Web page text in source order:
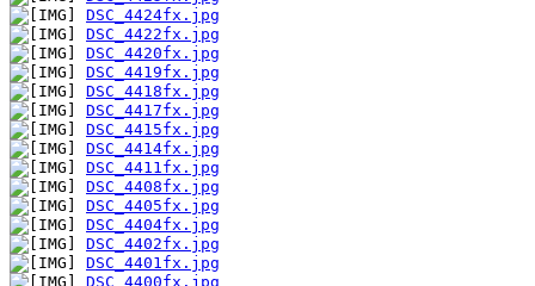
DSC_4424fx.jpg
DSC_4422fx.jpg
DSC_4420fx.jpg
DSC_4419fx.jpg
DSC_4418fx.jpg
DSC_4417fx.jpg
DSC_4415fx.jpg
DSC_4414fx.jpg
DSC_4411fx.jpg
DSC_4408fx.jpg
DSC_4405fx.jpg
DSC_4404fx.jpg
DSC_4402fx.jpg
DSC_4401fx.jpg
DSC_4400fx.jpg